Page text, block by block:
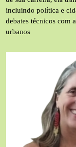
incluindo política e
debates técnicos com
urbanos